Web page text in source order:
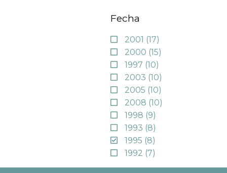
Fecha
2001 (17)
2000 (15)
1997 (10)
2003 (10)
2005 (10)
2008 (10)
1998 (9)
1993 (8)
1995 (8)
1992 (7)